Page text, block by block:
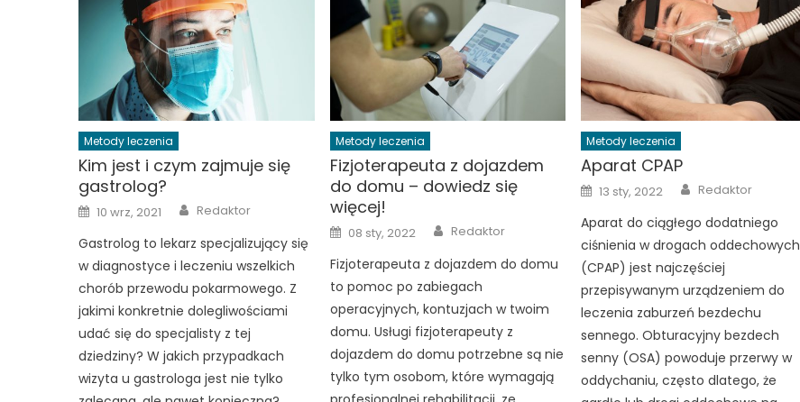
Metody leczenia
Kim jest i czym zajmuje się
gastrolog?
Posted
on
10 wrz, 2021 Author
Redaktor
Gastrolog to lekarz specjalizujący się
w diagnostyce i leczeniu wszelkich
chorób przewodu pokarmowego. Z
jakimi konkretnie dolegliwościami
udać się do specjalisty z tej
dziedziny? W jakich przypadkach
wizyta u gastrologa jest nie tylko
Metody leczenia
Fizjoterapeuta z dojazdem
do domu – dowiedz się
więcej!
Posted
on
08 sty, 2022 Author
Redaktor
Fizjoterapeuta z dojazdem do domu
to pomoc po zabiegach
operacyjnych, kontuzjach w twoim
domu. Usługi fizjoterapeuty z
dojazdem do domu potrzebne są nie
tylko tym osobom, które wymagają
Metody leczenia
Aparat CPAP
Posted
on
13 sty, 2022 Author
Redaktor
Aparat do ciągłego dodatniego
ciśnienia w drogach oddechowych
(CPAP) jest najczęściej
przepisywanym urządzeniem do
leczenia zaburzeń bezdechu
sennego. Obturacyjny bezdech
senny (OSA) powoduje przerwy w
oddychaniu, często dlatego, że